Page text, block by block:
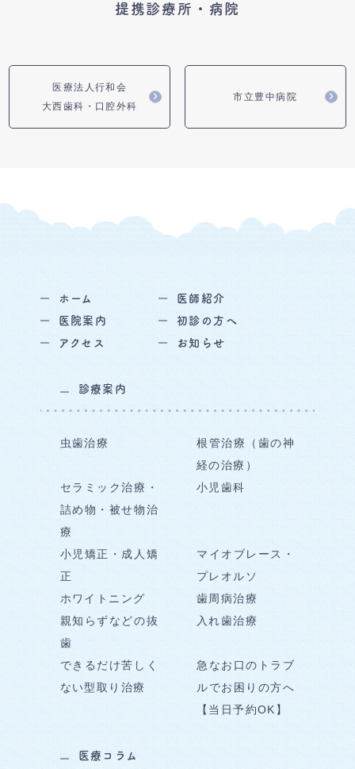
提携診療所・病院
医療法人行和会
大西歯科・口腔外科
市立豊中病院
ホーム
医師紹介
医院案内
初診の方へ
アクセス
お知らせ
診療案内
虫歯治療
根管治療（歯の神
経の治療）
セラミック治療・
詰め物・被せ物治
療
小児歯科
小児矯正・成人矯
正
マイオブレース・
プレオルソ
ホワイトニング
歯周病治療
親知らずなどの抜
歯
入れ歯治療
できるだけ苦しく
ない型取り治療
急なお口のトラブ
ルでお困りの方へ
【当日予約OK】
医療コラム